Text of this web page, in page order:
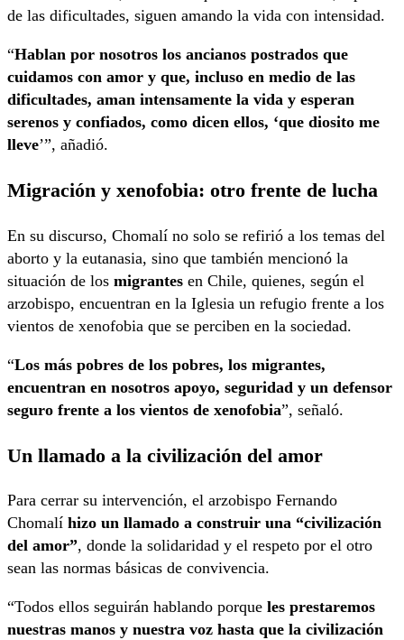
de las dificultades, siguen amando la vida con intensidad.
“Hablan por nosotros los ancianos postrados que
cuidamos con amor y que, incluso en medio de las
dificultades, aman intensamente la vida y esperan
serenos y confiados, como dicen ellos, ‘que diosito me
lleve’”, añadió.
Migración y xenofobia: otro frente de lucha
En su discurso, Chomalí no solo se refirió a los temas del
aborto y la eutanasia, sino que también mencionó la
situación de los migrantes en Chile, quienes, según el
arzobispo, encuentran en la Iglesia un refugio frente a los
vientos de xenofobia que se perciben en la sociedad.
“Los más pobres de los pobres, los migrantes,
encuentran en nosotros apoyo, seguridad y un defensor
seguro frente a los vientos de xenofobia”, señaló.
Un llamado a la civilización del amor
Para cerrar su intervención, el arzobispo Fernando
Chomalí hizo un llamado a construir una “civilización
del amor”, donde la solidaridad y el respeto por el otro
sean las normas básicas de convivencia.
“Todos ellos seguirán hablando porque les prestaremos
nuestras manos y nuestra voz hasta que la civilización